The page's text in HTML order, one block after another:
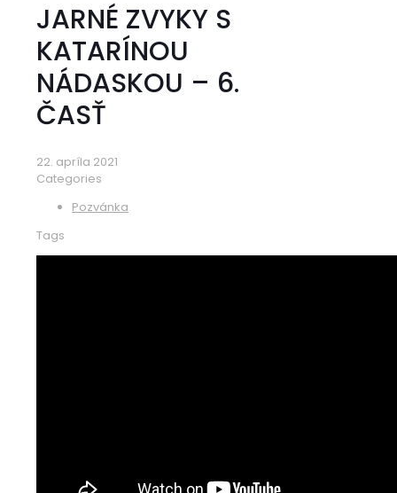
JARNÉ ZVYKY S
KATARÍNOU
NÁDASKOU – 6.
ČASŤ
22. apríla 2021
Categories
Pozvánka
Tags